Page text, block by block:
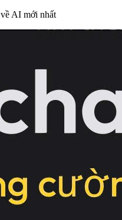
về AI mới nhất